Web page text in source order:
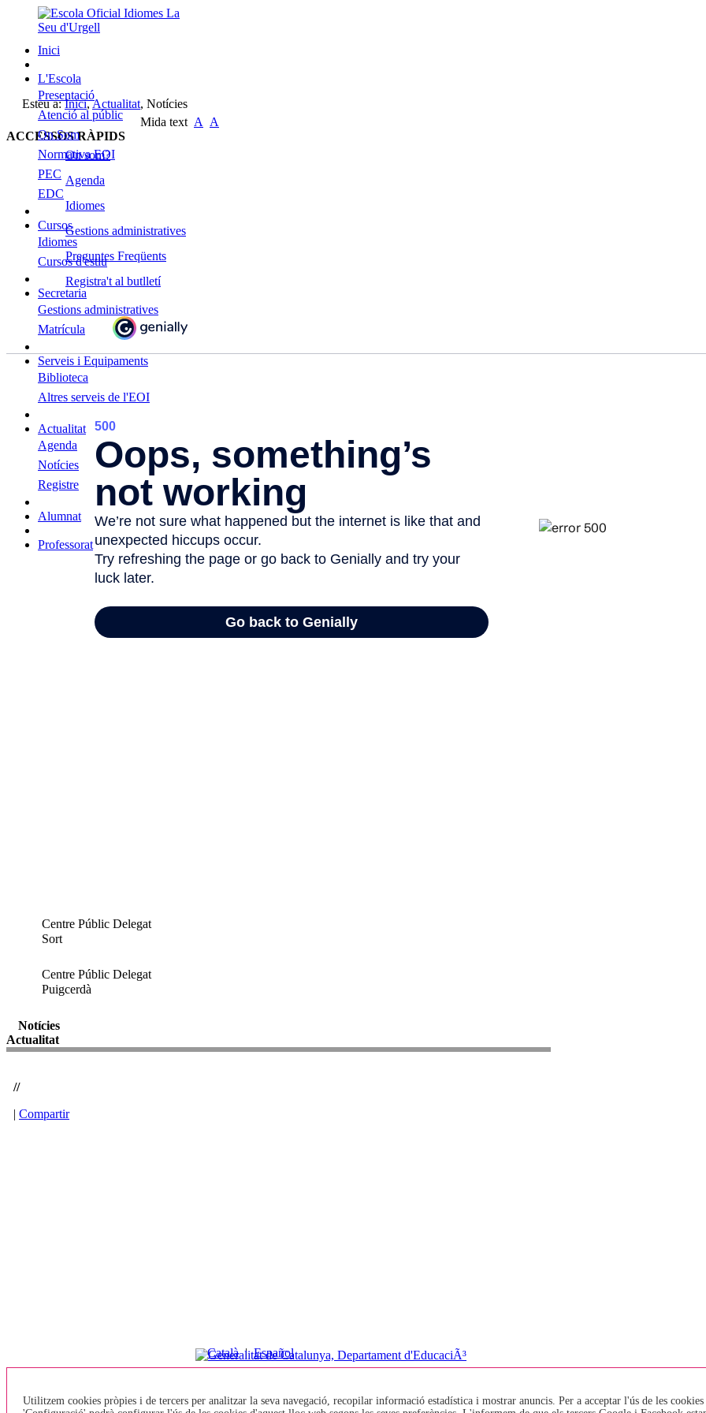
Inici
L'Escola
Presentació
Atenció al públic
On Som
Normativa EOI
PEC
EDC
Cursos
Idiomes
Cursos d'estiu
Secretaria
Gestions administratives
Matrícula
Serveis i Equipaments
Biblioteca
Altres serveis de l'EOI
Actualitat
Agenda
Notícies
Registre
Alumnat
Professorat
Esteu a:Inici,Actualitat, Notícies
Mida text A
A
ACCESSOS RÀPIDS
On som?
Agenda
Idiomes
Gestions administratives
Preguntes Freqüents
Registra't al butlletí
Centre Públic Delegat
Sort
Centre Públic Delegat
Puigcerdà
Notícies
Actualitat
//
| Compartir
Català | Español
freqüents
Utilitzem cookies pròpies i de tercers per analitzar la seva navegació, recopilar informació estadística i mostrar anuncis. Per a acceptar l'ús de les